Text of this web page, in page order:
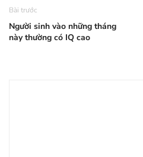
Bài trước
Người sinh vào những tháng
này thường có IQ cao